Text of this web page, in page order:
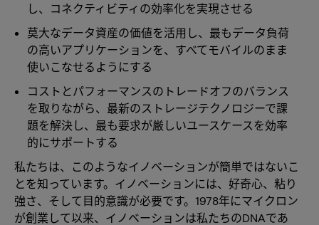
し、コネクティビティの効率化を実現させる
莫大なデータ資産の価値を活用し、最もデータ負荷
の高いアプリケーションを、すべてモバイルのまま
使いこなせるようにする
コストとパフォーマンスのトレードオフのバランス
を取りながら、最新のストレージテクノロジーで課
題を解決し、最も要求が厳しいユースケースを効率
的にサポートする
私たちは、このようなイノベーションが簡単ではないこ
とを知っています。イノベーションには、好奇心、粘り
強さ、そして目的意識が必要です。1978年にマイクロン
が創業して以来、イノベーションは私たちのDNAであ